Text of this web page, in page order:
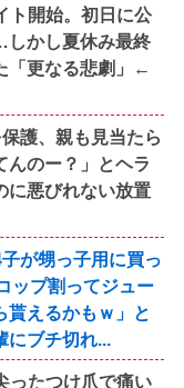
ト開始。初日に公
しかし夏休み最終
「更なる悲劇」←
護、親も見当たら
のー？」とヘラ
に悪びれない放置
が甥っ子用に買っ
ップ割ってジュー
貰えるかもｗ」と
にブチ切れ...
ったつけ爪で痛い